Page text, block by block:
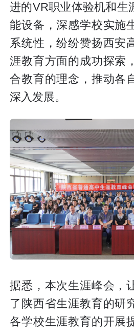
进的VR职业体验机和生
能设备，深感学校实施
系统性，纷纷赞扬西安
涯教育方面的成功探索
合教育的理念，推动各
深入发展。
据悉，本次生涯峰会，
了陕西省生涯教育的研
各学校生涯教育的开展